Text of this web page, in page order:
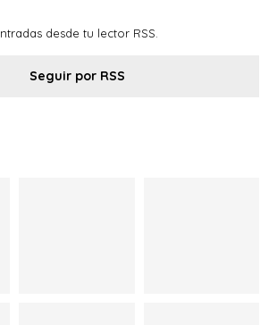
desde tu lector RSS.
Seguir por RSS